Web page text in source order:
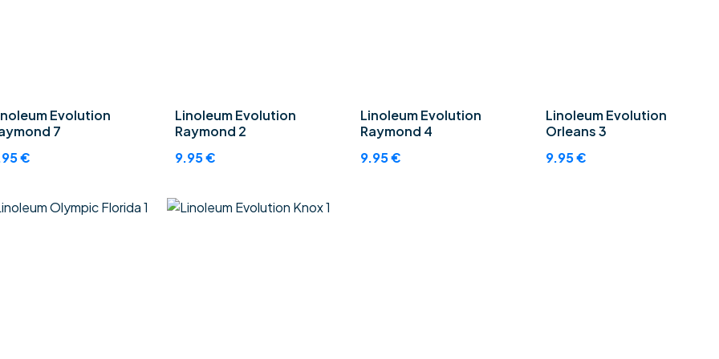
Evolution
7
€
Linoleum Evolution
Raymond 2
9.95€
Linoleum Evolution
Raymond 4
9.95€
Linoleum Evolution
Orleans 3
9.95€